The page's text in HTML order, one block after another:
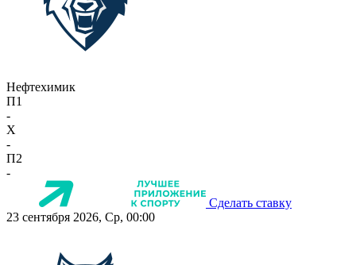
Нефтехимик
П1
-
X
-
П2
-
Сделать ставку
23 сентября 2026, Ср, 00:00